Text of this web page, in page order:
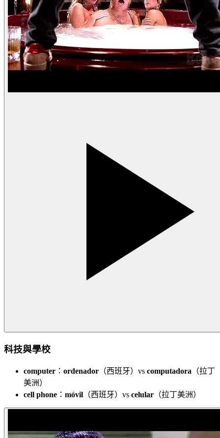
科技與學校
computer ： ordenador （西班牙）vs computadora （拉丁
美洲）
cell phone ： móvil （西班牙）vs celular （拉丁美洲）